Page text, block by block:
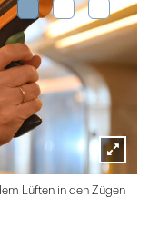
Lightbox
öffnen
Lüften in den Zügen